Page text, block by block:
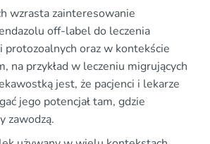
wzrasta zainteresowanie
off-label do leczenia
protozoalnych oraz w kontekście
na przykład w leczeniu migrujących
jest, że pacjenci i lekarze
jego potencjał tam, gdzie
zawodzą.